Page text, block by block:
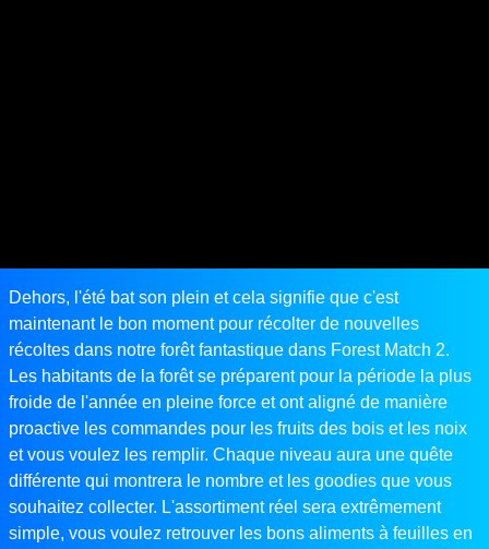
Dehors, l'été bat son plein et cela signifie que c'est
maintenant le bon moment pour récolter de nouvelles
récoltes dans notre forêt fantastique dans Forest Match 2.
Les habitants de la forêt se préparent pour la période la plus
froide de l'année en pleine force et ont aligné de manière
proactive les commandes pour les fruits des bois et les noix
et vous voulez les remplir. Chaque niveau aura une quête
différente qui montrera le nombre et les goodies que vous
souhaitez collecter. L'assortiment réel sera extrêmement
simple, vous voulez retrouver les bons aliments à feuilles en